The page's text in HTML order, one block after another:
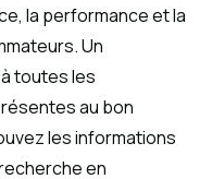
la performance et la
Un
toutes les
au bon
les informations
en